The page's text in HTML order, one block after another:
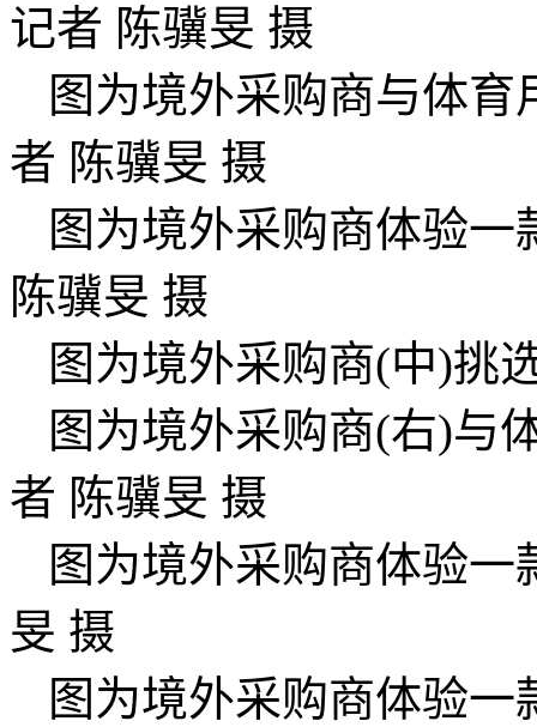
记者 陈骥旻 摄
图为境外采购商与体
者 陈骥旻 摄
图为境外采购商体验一
陈骥旻 摄
图为境外采购商(中)挑
图为境外采购商(右)与
者 陈骥旻 摄
图为境外采购商体验一
旻 摄
图为境外采购商体验一